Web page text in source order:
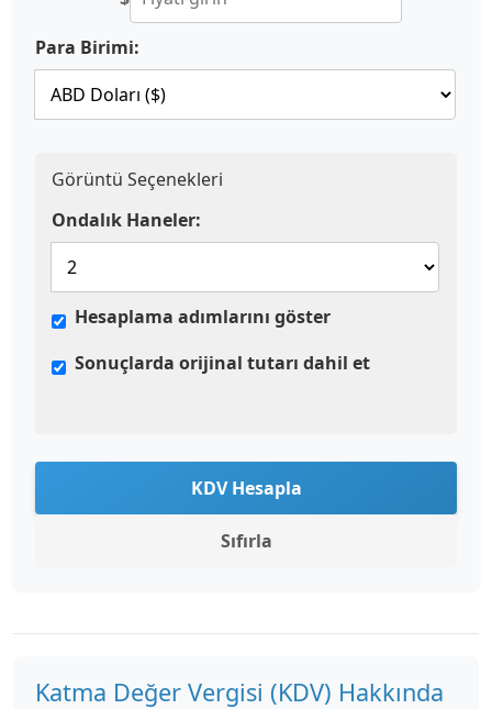
Para Birimi:
Görüntü Seçenekleri
Ondalık Haneler:
Hesaplama adımlarını göster
Sonuçlarda orijinal tutarı dahil et
KDV Hesapla
Sıfırla
Katma Değer Vergisi (KDV) Hakkında